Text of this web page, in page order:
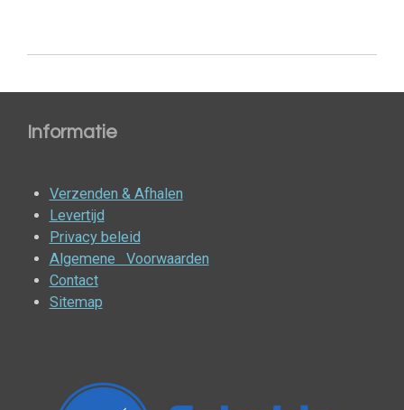
n
e
n
Informatie
Verzenden & Afhalen
Levertijd
Privacy beleid
Algemene Voorwaarden
Contact
Sitemap